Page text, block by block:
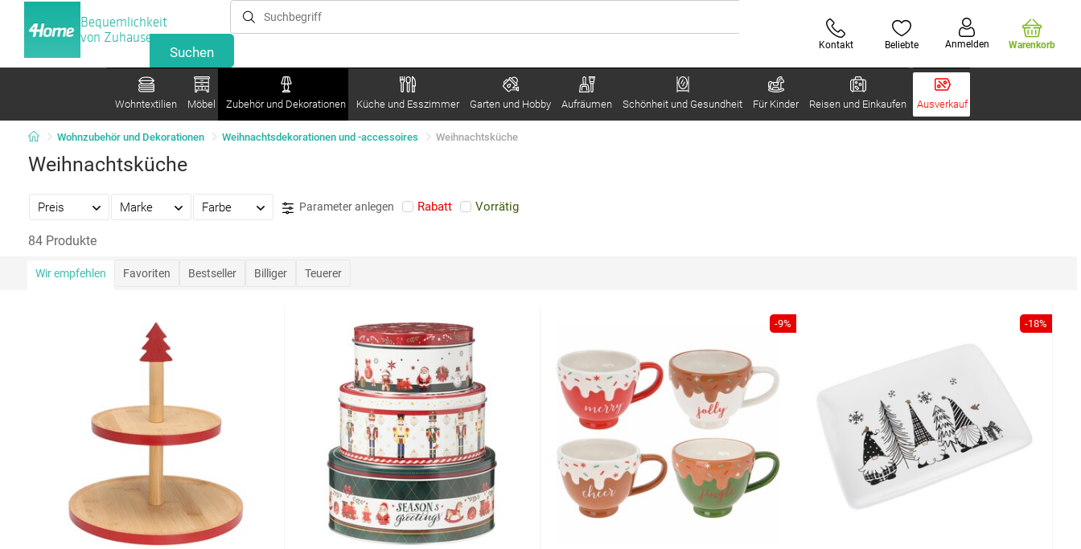
Bequemlichkeit
von Zuhause
Kontakt Beliebte Anmelden Warenkorb
Wohntextilien Möbel Zubehör und Dekorationen Küche und Esszimmer Garten und Hobby Aufräumen Schönheit und Gesundheit Für Kinder Reisen und Einkaufen Ausverkauf
Wohnzubehör und Dekorationen Weihnachtsdekorationen und -accessoires Weihnachtsküche
Weihnachtsküche
Preis Marke Farbe Parameter anlegen Rabatt Vorrätig
84 Produkte
Wir empfehlen Favoriten Bestseller Billiger Teuerer
-9% -18%